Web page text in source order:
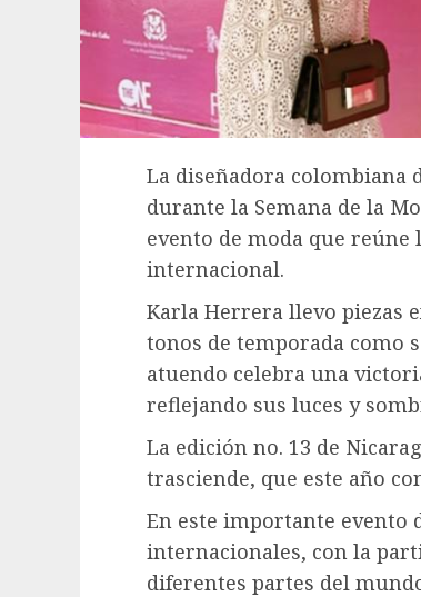
La diseñadora colombiana
durante la Semana de la
evento de moda que
internacional.
Karla Herrera llevo piezas
tonos de temporada como
atuendo celebra una
reflejando sus luces y
La edición no. 13 de
trasciende, que este año
En este importante evento
internacionales, con la
diferentes partes del